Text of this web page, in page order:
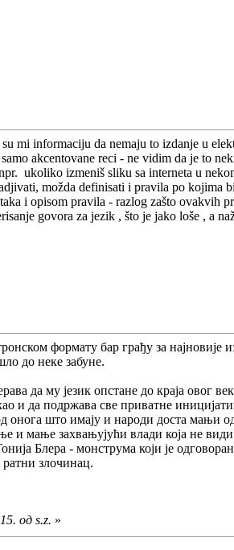
mi informaciju da nemaju to izdanje u
akcentovane reci - ne vidim da je to
ukoliko izmeniš sliku sa interneta u
možda definisati i pravila po
i opisom pravila - razlog zašto ovakvih
govora za jezik , što je jako loše , a
формату бар грађу за
до неке забуне.
да му језик опстане до краја овог
и да подржава све приватне
онога што имају и народи доста
и мање захвањујући влади која не
Блера - монструма који је
злочинац.
од s.z. »